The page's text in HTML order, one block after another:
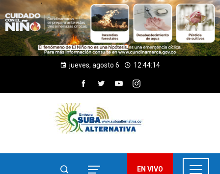
jueves, agosto 6 12:44:15
EN VIVO